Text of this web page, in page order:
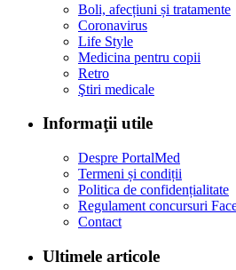
Boli, afecțiuni și tratamente
Coronavirus
Life Style
Medicina pentru copii
Retro
Ştiri medicale
Informaţii utile
Despre PortalMed
Termeni și condiții
Politica de confidențialitate
Regulament concursuri
Contact
Ultimele articole